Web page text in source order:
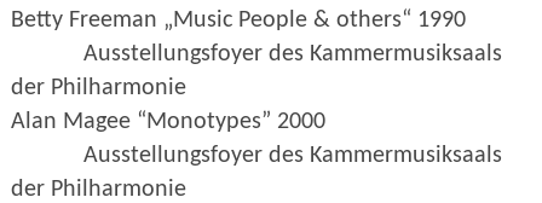
Betty Freeman „Music People & others“ 1990
Ausstellungsfoyer des Kammermusiksaals
der Philharmonie
Alan Magee “Monotypes” 2000
Ausstellungsfoyer des Kammermusiksaals
der Philharmonie